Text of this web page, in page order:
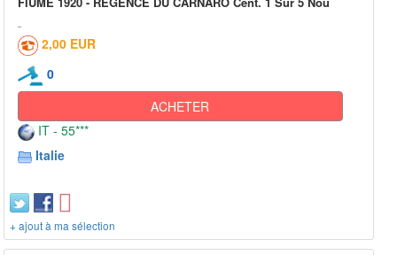
2,00 EUR
0
ACHETER
IT - 55***
Italie
+ ajout à ma sélection